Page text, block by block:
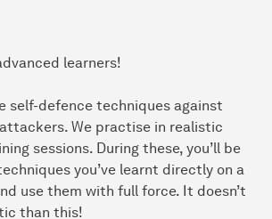
learners!
self-defence techniques against
We practise in realistic
sessions. During these, you’ll be
you’ve learnt directly on a
use them with full force. It doesn’t
than this!